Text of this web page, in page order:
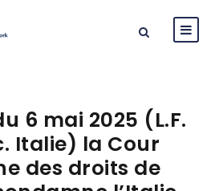
6 mai 2025 (L.F.
Italie) la Cour
des droits de